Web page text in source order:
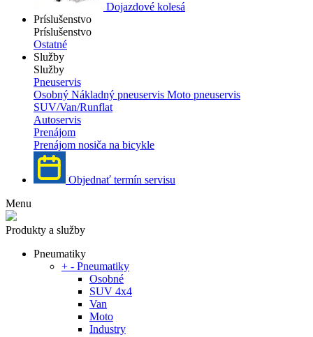
Dojazdové kolesá
Príslušenstvo
Príslušenstvo
Ostatné
Služby
Služby
Pneuservis
Osobný Nákladný pneuservis Moto pneuservis
SUV/Van/Runflat
Autoservis
Prenájom
Prenájom nosiča na bicykle
Objednať termín servisu
Menu
Produkty a služby
Pneumatiky
+ - Pneumatiky
Osobné
SUV 4x4
Van
Moto
Industry